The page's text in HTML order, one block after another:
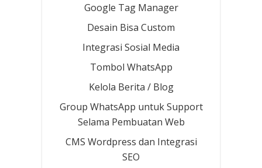
Google Tag Manager
Desain Bisa Custom
Integrasi Sosial Media
Tombol WhatsApp
Kelola Berita / Blog
Group WhatsApp untuk Support
Selama Pembuatan Web
CMS Wordpress dan Integrasi
SEO